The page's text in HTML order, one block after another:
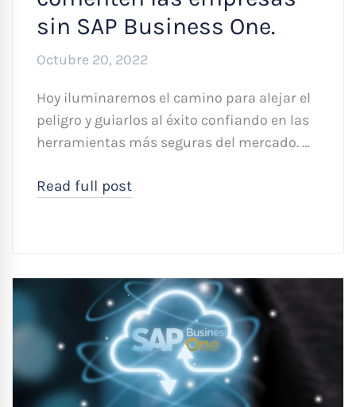
sin SAP Business One.
Octubre 20, 2022
Hoy iluminaremos el camino para alejar el
peligro y guiarlos al éxito confiando en las
herramientas más seguras del mercado. …
Read full post